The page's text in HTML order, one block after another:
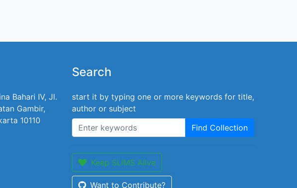
Bahari IV, Jl.
Gambir,
10110
Search
start it by typing one or more keywords for title,
author or subject
Find Collection
Keep SLiMS Alive
Want to Contribute?